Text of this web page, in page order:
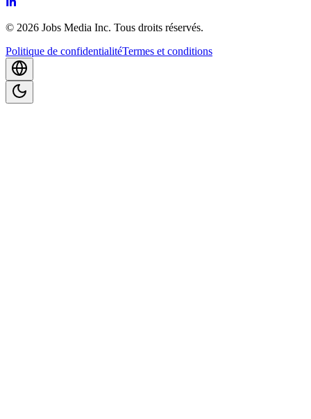
© 2026 Jobs Media Inc. Tous droits réservés.
Politique de confidentialitéTermes et conditions